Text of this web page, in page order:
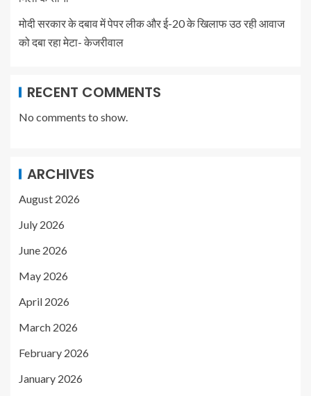
मोदी सरकार के दबाव में पेपर लीक और ई-20 के खिलाफ उठ रही आवाज
को दबा रहा मेटा- केजरीवाल
RECENT COMMENTS
No comments to show.
ARCHIVES
August 2026
July 2026
June 2026
May 2026
April 2026
March 2026
February 2026
January 2026